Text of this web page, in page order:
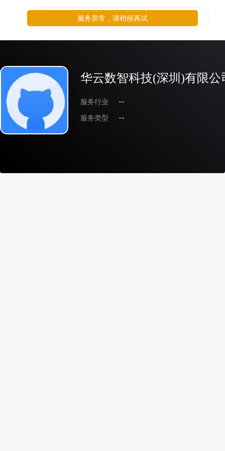
华云数智科技(深圳)有限公
服务行业
--
服务类型
--
服务异常，请稍候再试